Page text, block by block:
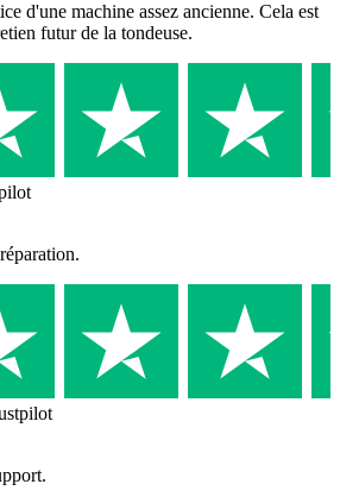
d'une machine assez ancienne. Cela est
futur de la tondeuse.